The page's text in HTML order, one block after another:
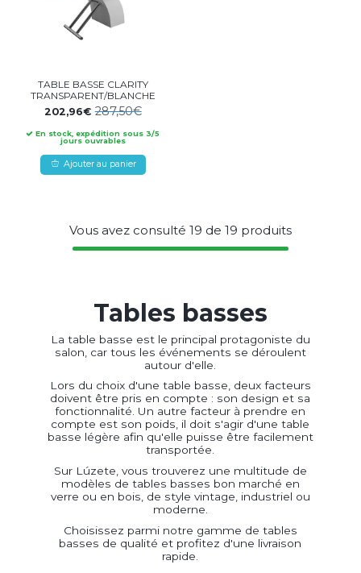
TABLE BASSE CLARITY
TRANSPARENT/BLANCHE
202,96€287,50€
En stock, expédition sous 3/5
jours ouvrables
Ajouter au panier
Vous avez consulté 19 de 19 produits
Tables basses
La table basse est le principal protagoniste du
salon, car tous les événements se déroulent
autour d'elle.
Lors du choix d'une table basse, deux facteurs
doivent être pris en compte : son design et sa
fonctionnalité. Un autre facteur à prendre en
compte est son poids, il doit s'agir d'une table
basse légère afin qu'elle puisse être facilement
transportée.
Sur Lúzete, vous trouverez une multitude de
modèles de tables basses bon marché en
verre ou en bois, de style vintage, industriel ou
moderne.
Choisissez parmi notre gamme de tables
basses de qualité et profitez d'une livraison
rapide.